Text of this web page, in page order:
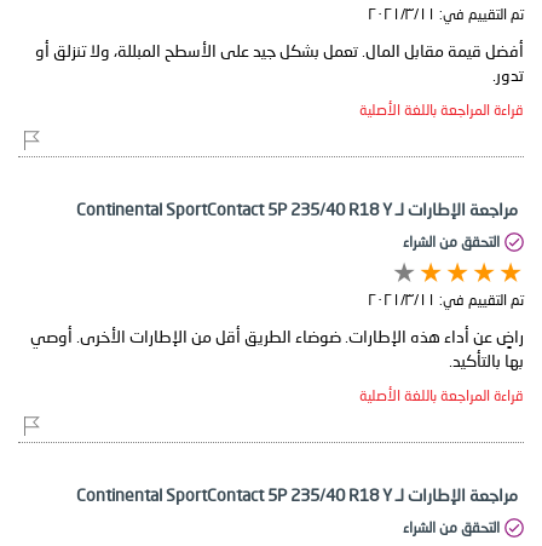
تم التقييم في: ١١‏/٣‏/٢٠٢١
أفضل قيمة مقابل المال. تعمل بشكل جيد على الأسطح المبللة، ولا تنزلق أو
تدور.
قراءة المراجعة باللغة الأصلية
مراجعة الإطارات لـ Continental SportContact 5P 235/40 R18 Y
التحقق من الشراء
تم التقييم في: ١١‏/٣‏/٢٠٢١
راضٍ عن أداء هذه الإطارات. ضوضاء الطريق أقل من الإطارات الأخرى. أوصي
بها بالتأكيد.
قراءة المراجعة باللغة الأصلية
مراجعة الإطارات لـ Continental SportContact 5P 235/40 R18 Y
التحقق من الشراء